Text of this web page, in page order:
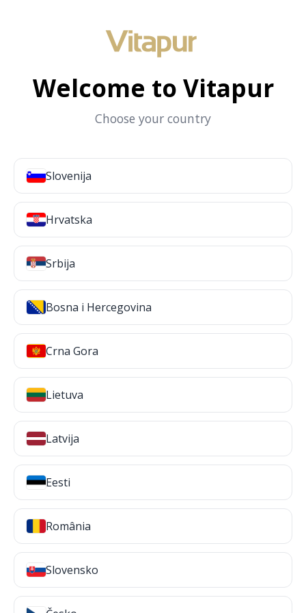
Welcome to Vitapur
Choose your country
Slovenija
Hrvatska
Srbija
Bosna i Hercegovina
Crna Gora
Lietuva
Latvija
Eesti
România
Slovensko